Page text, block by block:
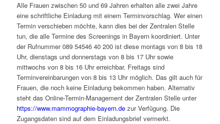
Alle Frauen zwischen 50 und 69 Jahren erhalten alle zwei Jahre
eine schriftliche Einladung mit einem Terminvorschlag. Wer einen
Termin verschieben möchte, kann dies bei der Zentralen Stelle
tun, die alle Termine des Screenings in Bayern koordiniert. Unter
der Rufnummer 089 54546 40 200 ist diese montags von 8 bis 18
Uhr, dienstags und donnerstags von 8 bis 17 Uhr sowie
mittwochs von 8 bis 16 Uhr erreichbar. Freitags sind
Terminvereinbarungen von 8 bis 13 Uhr möglich. Das gilt auch für
Frauen, die noch keine Einladung bekommen haben. Alternativ
steht das Online-Termin-Management der Zentralen Stelle unter
https://www.mammographie-bayern.dezur Verfügung. Die
Zugangsdaten sind auf dem Einladungsbrief vermerkt.